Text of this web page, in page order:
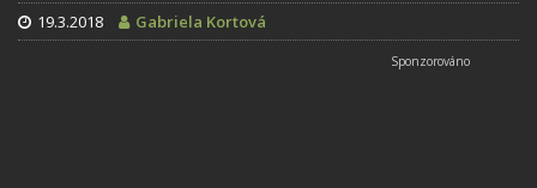
19.3.2018 Gabriela Kortová